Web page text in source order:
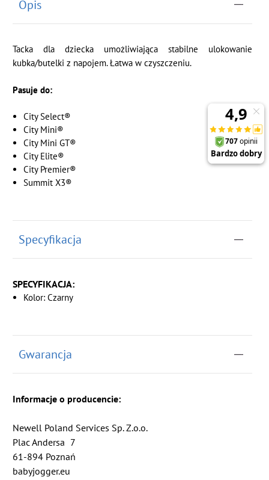
Opis
Tacka dla dziecka umożliwiająca stabilne ulokowanie
kubka/butelki z napojem. Łatwa w czyszczeniu.
Pasuje do:
City Select®
City Mini®
City Mini GT®
City Elite®
City Premier®
Summit X3®
Specyfikacja
SPECYFIKACJA:
Kolor: Czarny
Gwarancja
Informacje o producencie:
Newell Poland Services Sp. Z.o.o.
Plac Andersa 7
61-894 Poznań
babyjogger.eu